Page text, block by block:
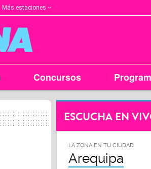
Más estaciones
Concursos
ESCUCHA EN
LA ZONA EN TU CIUDAD
Arequipa